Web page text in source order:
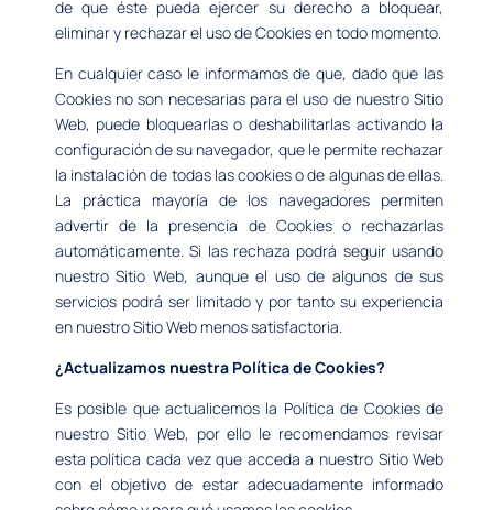
de que éste pueda ejercer su derecho a bloquear,
eliminar y rechazar el uso de Cookies en todo momento.
En cualquier caso le informamos de que, dado que las
Cookies no son necesarias para el uso de nuestro Sitio
Web, puede bloquearlas o deshabilitarlas activando la
configuración de su navegador, que le permite rechazar
la instalación de todas las cookies o de algunas de ellas.
La práctica mayoría de los navegadores permiten
advertir de la presencia de Cookies o rechazarlas
automáticamente. Si las rechaza podrá seguir usando
nuestro Sitio Web, aunque el uso de algunos de sus
servicios podrá ser limitado y por tanto su experiencia
en nuestro Sitio Web menos satisfactoria.
¿Actualizamos nuestra Política de Cookies?
Es posible que actualicemos la Política de Cookies de
nuestro Sitio Web, por ello le recomendamos revisar
esta política cada vez que acceda a nuestro Sitio Web
con el objetivo de estar adecuadamente informado